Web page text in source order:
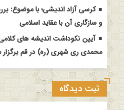
کرسی آزاد اندیشی؛ با موضوع:
و سازگاری آن با عقاید اسلامی
آیین نکوداشت اندیشه های
محمدی ری شهری (ره) در قم
ثبت دیدگاه